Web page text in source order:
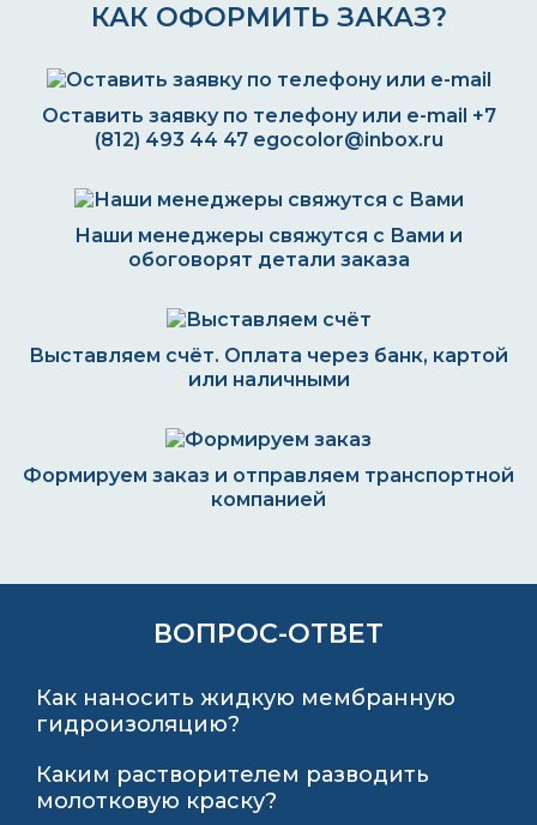
КАК ОФОРМИТЬ ЗАКАЗ?
Оставить заявку по телефону или e-mail +7
(812) 493 44 47 egocolor@inbox.ru
Наши менеджеры свяжутся с Вами и
обоговорят детали заказа
Выставляем счёт. Оплата через банк, картой
или наличными
Формируем заказ и отправляем транспортной
компанией
ВОПРОС-ОТВЕТ
Как наносить жидкую мембранную
гидроизоляцию?
Каким растворителем разводить
молотковую краску?